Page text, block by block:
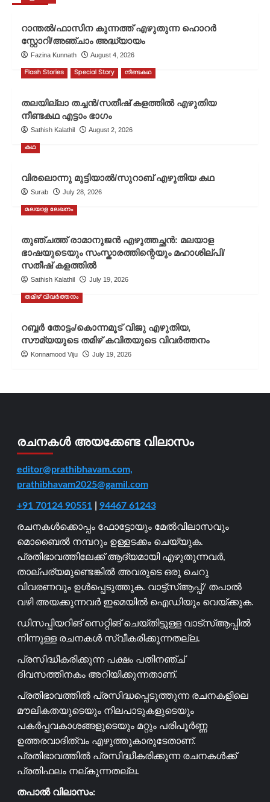
മിനിക്കഥ
റാന്തൽ/ഫാസിന കുന്നത്ത് എഴുതുന്ന ഹൊറർ
സ്റ്റോറി/അഞ്ചാം അദ്ധ്യായം
Fazina Kunnath August 4, 2026
Flash Stories Special Story നീണ്ടകഥ
തലയില്ലാ തച്ചൻ/സതീഷ് കളത്തിൽ എഴുതിയ
നീണ്ടകഥ എട്ടാം ഭാഗം
Sathish Kalathil August 2, 2026
കഥ
വിരലൊന്നു മുട്ടിയാൽ/സുറാബ് എഴുതിയ കഥ
Surab July 28, 2026
മലയാള ലേഖനം
തുഞ്ചത്ത് രാമാനുജൻ എഴുത്തച്ഛൻ: മലയാള
ഭാഷയുടെയും സംസ്കാരത്തിന്റെയും മഹാശില്പി/
സതീഷ് കളത്തിൽ
Sathish Kalathil July 19, 2026
തമിഴ് വിവർത്തനം
റബ്ബർ തോട്ടം/കൊന്നമൂട് വിജു എഴുതിയ,
സൗമ്യയുടെ തമിഴ് കവിതയുടെ വിവർത്തനം
Konnamood Viju July 19, 2026
രചനകൾ അയക്കേണ്ട വിലാസം
editor@prathibhavam.com,
prathibhavam2025@gamil.com
+91 70124 90551| 94467 61243
രചനകൾക്കൊപ്പം ഫോട്ടോയും മേൽവിലാസവും
മൊബൈൽ നമ്പറും ഉള്ളടക്കം ചെയ്യുക.
പ്രതിഭാവത്തിലേക്ക് ആദ്യമായി എഴുതുന്നവർ,
താല്പര്യമുണ്ടെങ്കിൽ അവരുടെ ഒരു ചെറു
വിവരണവും ഉൾപ്പെടുത്തുക. വാട്ട്സ്ആപ്പ്/ തപാൽ
വഴി അയക്കുന്നവർ ഇമെയിൽ ഐഡിയും വെയ്ക്കുക.
ഡിസപ്പിയറിങ് സെറ്റിങ് ചെയ്തിട്ടുള്ള വാട്സ്ആപ്പിൽ
നിന്നുള്ള രചനകൾ സ്വീകരിക്കുന്നതല്ല.
പ്രസിദ്ധീകരിക്കുന്ന പക്ഷം പതിനഞ്ച്
ദിവസത്തിനകം അറിയിക്കുന്നതാണ്.
പ്രതിഭാവത്തിൽ പ്രസിദ്ധപ്പെടുത്തുന്ന രചനകളിലെ
മൗലികതയുടെയും നിലപാടുകളുടെയും
പകർപ്പവകാശങ്ങളുടെയും മറ്റും പരിപൂർണ്ണ
ഉത്തരവാദിത്വം എഴുത്തുകാരുടേതാണ്.
പ്രതിഭാവത്തിൽ പ്രസിദ്ധീകരിക്കുന്ന രചനകൾക്ക്
പ്രതിഫലം നല്കുന്നതല്ല.
തപാൽ വിലാസം: